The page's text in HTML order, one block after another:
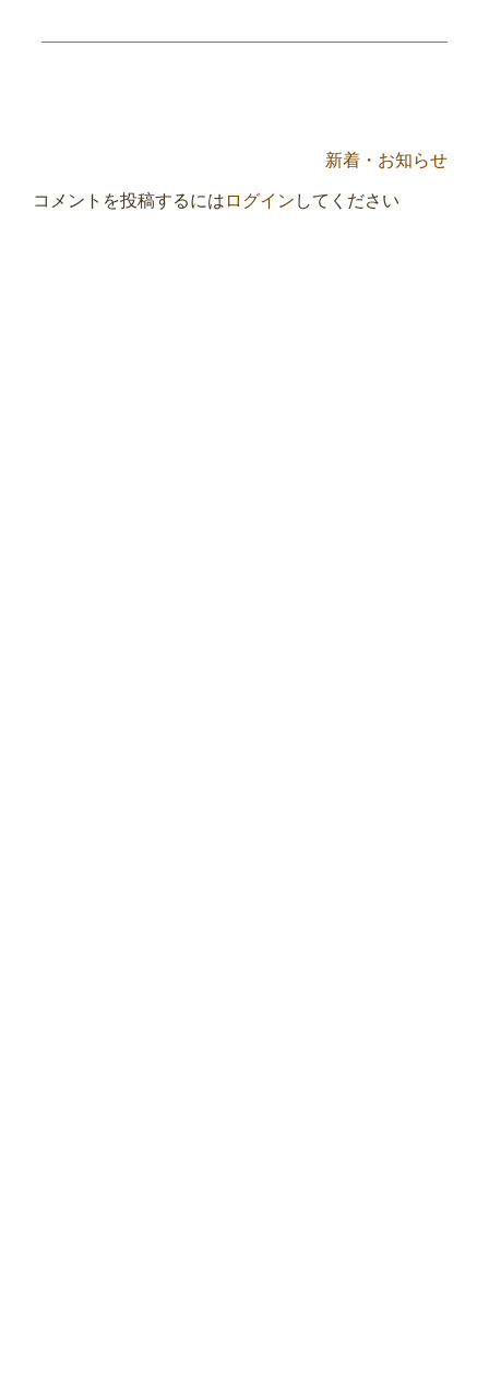
新着・お知らせ
コメントを投稿するには ログイン してください